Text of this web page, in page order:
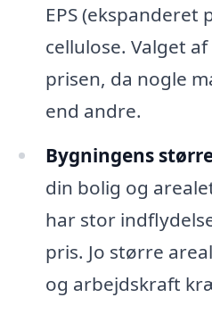
EPS (ekspanderet
cellulose. Valget
prisen, da nogle
end andre.
Bygningens
din bolig og
har stor
pris. Jo større
og arbejdskraft